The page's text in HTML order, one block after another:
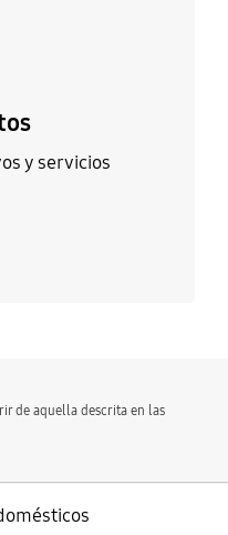
y servicios
de aquella descrita en las